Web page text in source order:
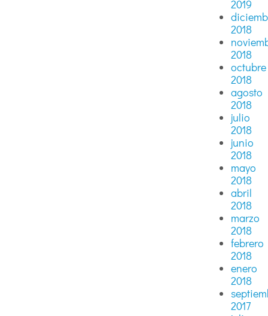
2019
2018
2018
octubre
2018
agosto
2018
julio
2018
junio
2018
mayo
2018
abril
2018
marzo
2018
febrero
2018
enero
2018
2017